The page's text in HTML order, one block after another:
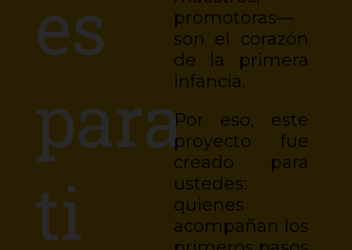
es
para
ti
promotoras—
son el corazón
de la primera
infancia.
Por eso, este
proyecto fue
creado para
ustedes:
quienes
acompañan los